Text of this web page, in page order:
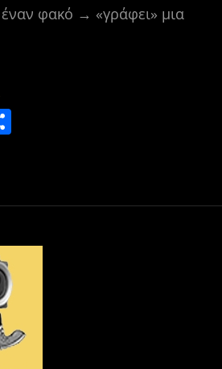
φακό → «γράφει» μια
ΤΙ
ΕΊΝΑΙ
ΦΩΤΟΓΡΑΦΊΑ;
α
τε
ίτ
ε